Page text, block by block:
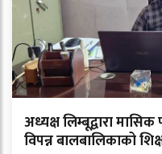
अध्यक्ष लिम्बूद्वारा
विपन्न बालबालिकाको